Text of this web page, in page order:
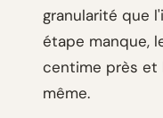
granularité que
étape manque,
centime près et
même.